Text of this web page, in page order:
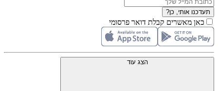
תעדכנו אותי, כן?
כאן מאשרים קבלת דואר פרסומי
הצג עוד